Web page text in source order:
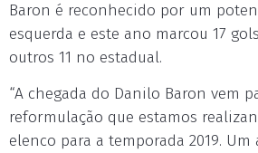
Baron é reconhecido por um
esquerda e este ano marcou 17
outros 11 no estadual.
“A chegada do Danilo Baron vem
reformulação que estamos
elenco para a temporada 2019.